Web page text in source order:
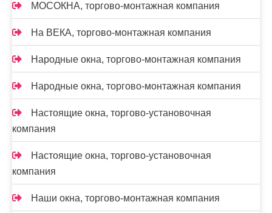
МОСОКНА, торгово-монтажная компания
На ВЕКА, торгово-монтажная компания
Народные окна, торгово-монтажная компания
Народные окна, торгово-монтажная компания
Настоящие окна, торгово-установочная
компания
Настоящие окна, торгово-установочная
компания
Наши окна, торгово-монтажная компания